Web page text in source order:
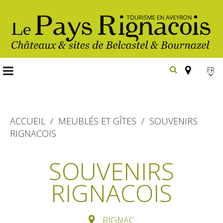
FR
incontournables
Belcastel, village et château
Bournazel, village et château
Randonnée
pédestre
ACCUEIL MEUBLÉS ET GÎTES
SOUVENIRS
RIGNACOIS
SOUVENIRS
RIGNACOIS
RIGNAC